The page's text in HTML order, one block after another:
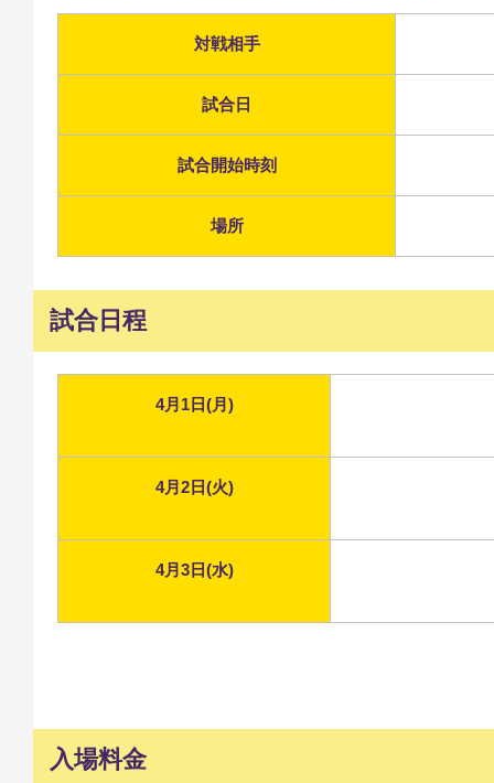
対戦相手
試合日
試合開始時刻
場所
試合日程
4月1日(月)
4月2日(火)
4月3日(水)
入場料金